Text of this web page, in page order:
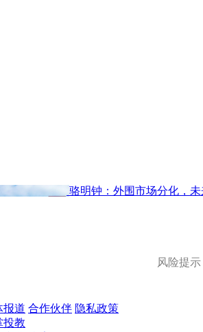
骆明钟：外围市场分化，
风险提
报道 合作伙伴 隐私政策
投教